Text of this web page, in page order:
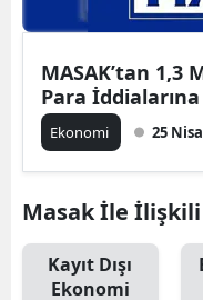
MASAK’tan 1,3
Para
Ekonomi 25
Masak İle
Kayıt Dışı
Ekonomi